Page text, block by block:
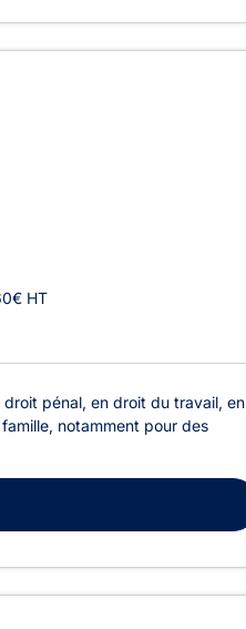
HT
pénal, en droit du travail, en
notamment pour des